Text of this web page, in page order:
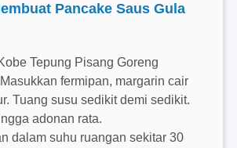
Pancake Saus Gula
Tepung Pisang Goreng
fermipan, margarin cair
Tuang susu sedikit demi sedikit.
adonan rata.
dalam suhu ruangan sekitar 30